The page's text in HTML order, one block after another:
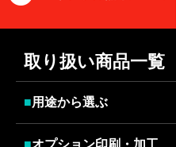
取り扱い商品一覧
■用途から選ぶ
■オプション印刷・加工